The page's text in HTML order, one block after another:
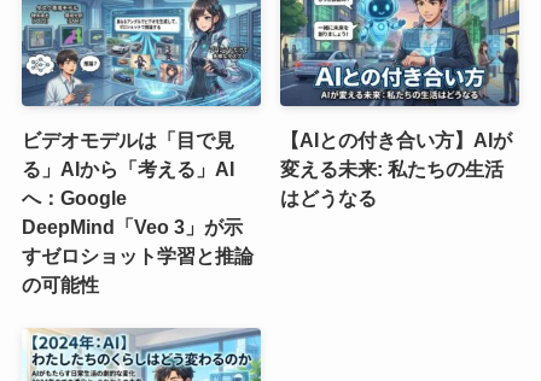
ビデオモデルは「目で見
る」AIから「考える」AI
へ：Google
DeepMind「Veo 3」が示
すゼロショット学習と推論
の可能性
【AIとの付き合い方】AIが
変える未来: 私たちの生活
はどうなる